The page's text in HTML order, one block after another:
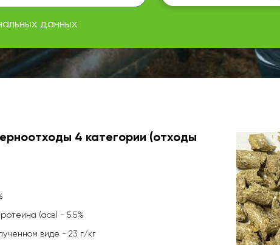
данных
4 категории (отходы
(асв) - 5.5%
виде - 23 г/кг